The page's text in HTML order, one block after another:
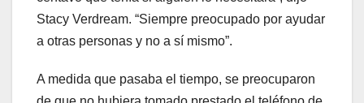
Stacy Verdream. “Siempre preocupado por ayudar
a otras personas y no a sí mismo”.
A medida que pasaba el tiempo, se preocuparon